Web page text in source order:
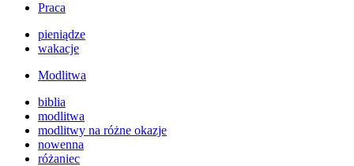
Praca
pieniądze
wakacje
Modlitwa
biblia
modlitwa
modlitwy na różne okazje
nowenna
różaniec